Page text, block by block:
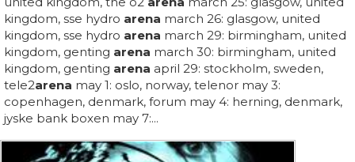
kingdom, sse hydro arena march 26: glasgow, united
kingdom, sse hydro arena march 29: birmingham, united
kingdom, genting arena march 30: birmingham, united
kingdom, genting arena april 29: stockholm, sweden,
tele2arena may 1: oslo, norway, telenor may 3:
copenhagen, denmark, forum may 4: herning, denmark,
jyske bank boxen may 7:...